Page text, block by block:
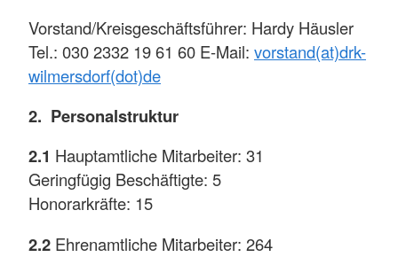
Vorstand/Kreisgeschäftsführer: Hardy Häusler
Tel.: 030 2332 19 61 60 E-Mail: vorstand(at)drk-
wilmersdorf(dot)de
2. Personalstruktur
2.1 Hauptamtliche Mitarbeiter: 31
Geringfügig Beschäftigte: 5
Honorarkräfte: 15
2.2 Ehrenamtliche Mitarbeiter: 264